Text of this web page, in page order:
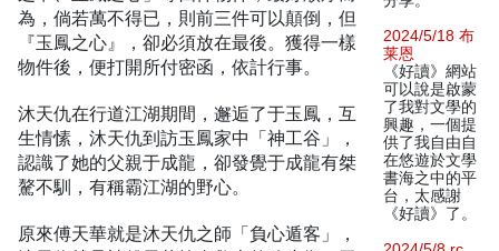
為，倘若萬不得已，則前三件可以顛倒，但
『玉鳳之心』，卻必須放在最後。獲得一樣
物件後，便打開所付密函，依計行事。
沐天仇在行道江湖期間，邂逅了于玉鳳，互
生情愫，沐天仇到訪玉鳳家中「神工谷」，
認識了她的父親于成龍，卻發覺于成龍有桀
驁不馴，有稱霸江湖的野心。
原來傅天華就是沐天仇之師「負心遁客」，
2024/5/18 布
莱恩
《好讀》網站
可以說是啟蒙
了我對文學的
興趣，一個提
供了我自由自
在悠遊於文學
書海之中的平
台，太感謝
《好讀》了。